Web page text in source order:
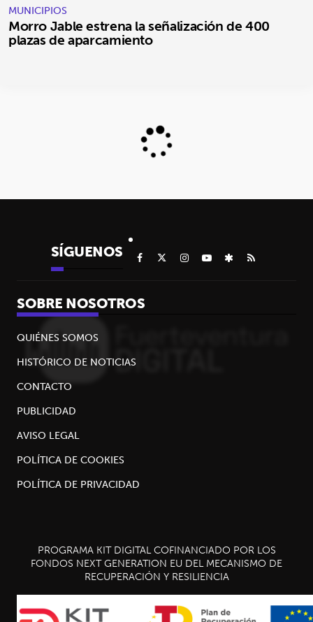
MUNICIPIOS
Morro Jable estrena la señalización de 400
plazas de aparcamiento
SÍGUENOS
SOBRE NOSOTROS
QUIÉNES SOMOS
HISTÓRICO DE NOTICIAS
CONTACTO
PUBLICIDAD
AVISO LEGAL
POLÍTICA DE COOKIES
POLÍTICA DE PRIVACIDAD
PROGRAMA KIT DIGITAL COFINANCIADO POR LOS
FONDOS NEXT GENERATION EU DEL MECANISMO DE
RECUPERACIÓN Y RESILIENCIA